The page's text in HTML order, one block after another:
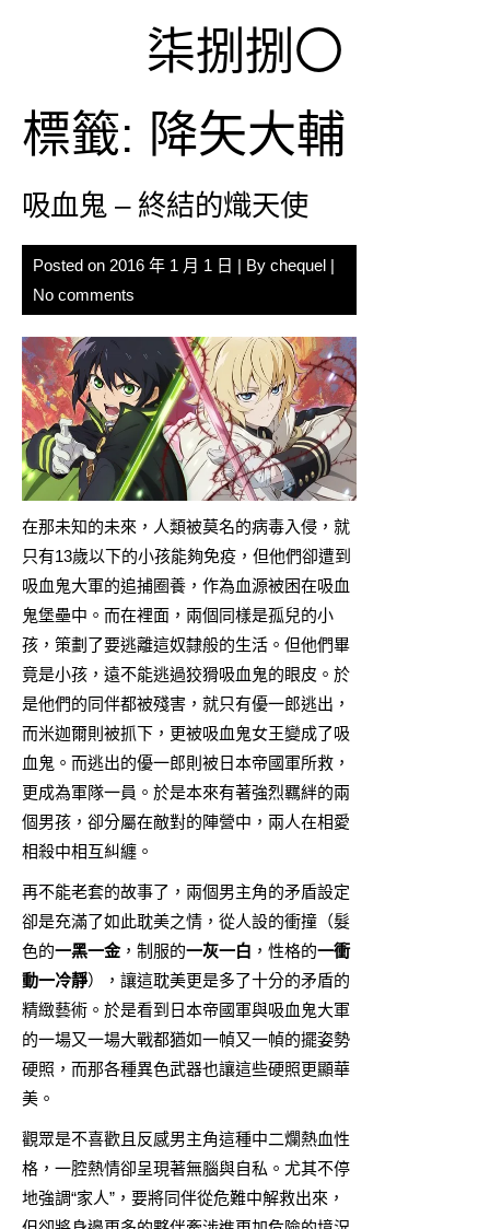
柒捌捌〇
標籤: 降矢大輔
吸血鬼 – 終結的熾天使
Posted on 2016 年 1 月 1 日 | By chequel |
No comments
在那未知的未來，人類被莫名的病毒入侵，就
只有13歲以下的小孩能夠免疫，但他們卻遭到
吸血鬼大軍的追捕圈養，作為血源被困在吸血
鬼堡壘中。而在裡面，兩個同樣是孤兒的小
孩，策劃了要逃離這奴隸般的生活。但他們畢
竟是小孩，遠不能逃過狡猾吸血鬼的眼皮。於
是他們的同伴都被殘害，就只有優一郎逃出，
而米迦爾則被抓下，更被吸血鬼女王變成了吸
血鬼。而逃出的優一郎則被日本帝國軍所救，
更成為軍隊一員。於是本來有著強烈羈絆的兩
個男孩，卻分屬在敵對的陣營中，兩人在相愛
相殺中相互糾纏。
再不能老套的故事了，兩個男主角的矛盾設定
卻是充滿了如此耽美之情，從人設的衝撞（髮
色的一黑一金，制服的一灰一白 ，性格的一衝
動一冷靜），讓這耽美更是多了十分的矛盾的
精緻藝術。於是看到日本帝國軍與吸血鬼大軍
的一場又一場大戰都猶如一幀又一幀的擺姿勢
硬照，而那各種異色武器也讓這些硬照更顯華
美。
觀眾是不喜歡且反感男主角這種中二爛熱血性
格，一腔熱情卻呈現著無腦與自私。尤其不停
地強調“家人”，要將同伴從危難中解救出來，